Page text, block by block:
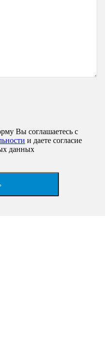
Вы соглашаетесь с
и даете согласие
данных